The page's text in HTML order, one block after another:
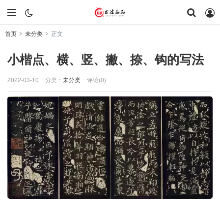
首页 > 未分类 > 正文
小楷点、横、竖、撇、捺、钩的写法
2022-03-10 分类： 未分类 评论(0)